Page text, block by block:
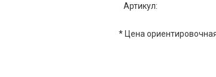
Артикул:
* Цена